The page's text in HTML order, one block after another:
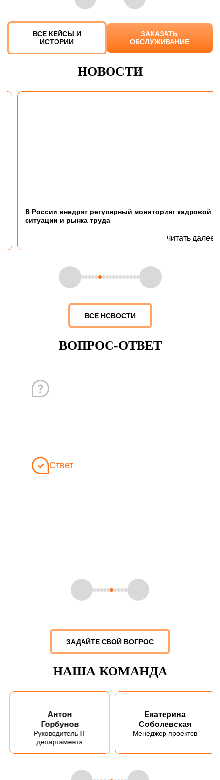
ВСЕ КЕЙСЫ И
ИСТОРИИ
ЗАКАЗАТЬ
ОБСЛУЖИВАНИЕ
НОВОСТИ
В России внедрят регулярный мониторинг кадровой
ситуации и рынка труда
читать далее
ВСЕ НОВОСТИ
ВОПРОС-ОТВЕТ
Вопрос
Ответ
ЗАДАЙТЕ СВОЙ ВОПРОС
НАША КОМАНДА
Антон
Горбунов
Руководитель IT
департамента
Екатерина
Соболевская
Менеджер проектов